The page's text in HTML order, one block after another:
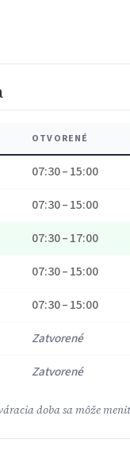
OTVORENÉ
07:30 – 15:00
07:30 – 15:00
07:30 – 17:00
07:30 – 15:00
07:30 – 15:00
Zatvorené
Zatvorené
doba sa môže